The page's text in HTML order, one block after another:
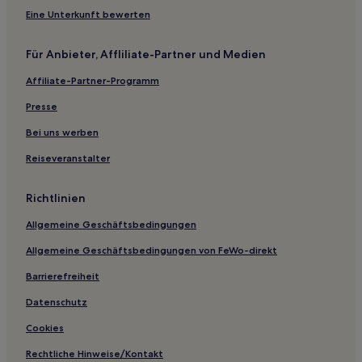
Walpole Hotels
Sagamore Hotels
Hotels nahe Nobska Lighthouse
Hotels nahe Lizzie Borden Bed & Breakfast
Wauwinet Hotels
Eine Unterkunft bewerten
Für Anbieter, Affliliate-Partner und Medien
Affiliate-Partner-Programm
Presse
Bei uns werben
Reiseveranstalter
Richtlinien
Allgemeine Geschäftsbedingungen
Allgemeine Geschäftsbedingungen von FeWo-direkt
Barrierefreiheit
Datenschutz
Cookies
Rechtliche Hinweise/Kontakt